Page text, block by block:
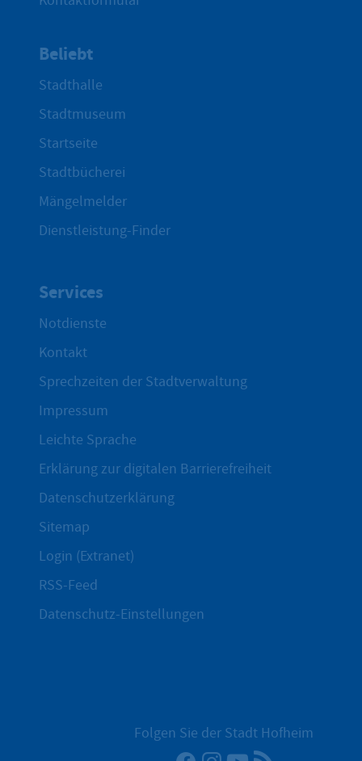
Beliebt
Stadthalle
Stadtmuseum
Startseite
Stadtbücherei
Mängelmelder
Dienstleistung-Finder
Services
Notdienste
Kontakt
Sprechzeiten der Stadtverwaltung
Impressum
Leichte Sprache
Erklärung zur digitalen Barrierefreiheit
Datenschutzerklärung
Sitemap
Login (Extranet)
RSS-Feed
Datenschutz-Einstellungen
Folgen Sie der Stadt Hofheim
Facebook
Instagram
YouTube